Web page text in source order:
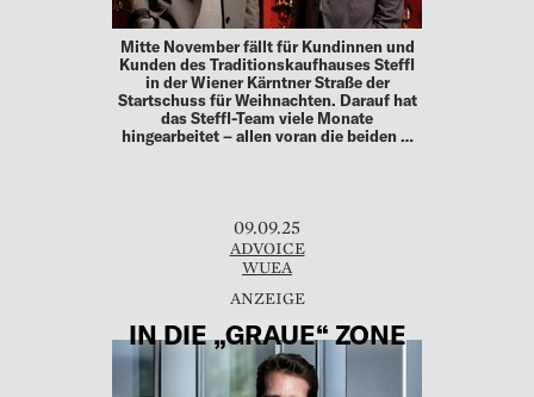
Mitte November fällt für Kundinnen und
Kunden des Traditionskaufhauses Steffl
in der Wiener Kärntner Straße der
Startschuss für Weihnachten. Darauf hat
das Steffl-Team viele Monate
hingearbeitet – allen voran die beiden …
09.09.25
ADVOICE
WUEA
IN DIE „GRAUE“ ZONE